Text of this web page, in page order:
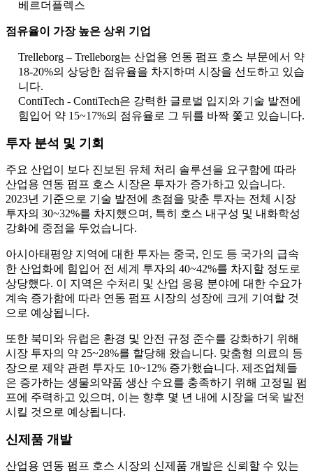
베르더플렉스
점유율이 가장 높은 상위 기업
Trelleborg – Trelleborg는 산업용 연동 펌프 호스 부문에서 약
18-20%의 상당한 점유율을 차지하며 시장을 선도하고 있습
니다.
ContiTech - ContiTech은 강력한 글로벌 입지와 기술 발전에
힘입어 약 15~17%의 점유율로 그 뒤를 바짝 쫓고 있습니다.
투자 분석 및 기회
주요 산업이 보다 진보된 유체 처리 솔루션을 요구함에 따라
산업용 연동 펌프 호스 시장은 투자가 증가하고 있습니다.
2023년 기준으로 기술 발전에 초점을 맞춘 투자는 전체 시장
투자의 30~32%를 차지했으며, 특히 호스 내구성 및 내화학성
강화에 중점을 두었습니다.
아시아태평양 지역에 대한 투자는 중국, 인도 등 국가의 급속
한 산업화에 힘입어 전 세계 투자의 40~42%를 차지할 정도로
상당했다. 이 지역은 수처리 및 산업 응용 분야에 대한 수요가
계속 증가함에 따라 연동 펌프 시장의 성장에 크게 기여할 것
으로 예상됩니다.
또한 북미와 유럽은 환경 및 안전 규정 준수를 강화하기 위해
시장 투자의 약 25~28%를 할당해 왔습니다. 맞춤형 의료의 등
장으로 제약 관련 투자도 10~12% 증가했습니다. 제조업체들
은 증가하는 생물의약품 생산 수요를 충족하기 위해 고정밀 펌
프에 주력하고 있으며, 이는 향후 몇 년 내에 시장을 더욱 발전
시킬 것으로 예상됩니다.
신제품 개발
산업용 연동 펌프 호스 시장의 신제품 개발은 신뢰할 수 있는